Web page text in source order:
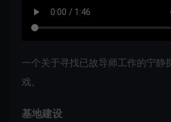
一个关于寻找已故导师工作的宁静
戏。
基地建设